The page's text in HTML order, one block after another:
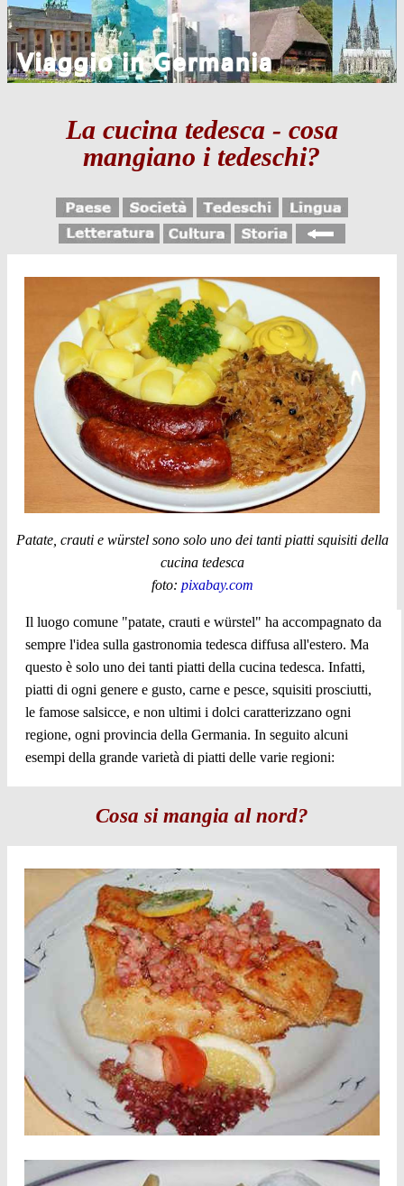
La cucina tedesca - cosa
mangiano i tedeschi?
Patate, crauti e würstel sono solo uno dei tanti piatti squisiti della
cucina tedesca
foto: pixabay.com
Il luogo comune "patate, crauti e würstel" ha accompagnato da
sempre l'idea sulla gastronomia tedesca diffusa all'estero. Ma
questo è solo uno dei tanti piatti della cucina tedesca. Infatti,
piatti di ogni genere e gusto, carne e pesce, squisiti prosciutti,
le famose salsicce, e non ultimi i dolci caratterizzano ogni
regione, ogni provincia della Germania. In seguito alcuni
esempi della grande varietà di piatti delle varie regioni:
Cosa si mangia al nord?